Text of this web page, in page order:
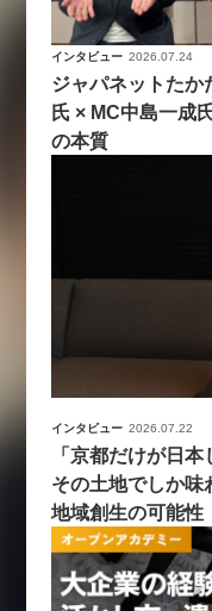
インタビュー 2026.07.24
ジャパネットたか
氏 × MC中島一成
の本質
インタビュー 2026.07.22
「京都だけが日
その土地でしか味
地域創生の可能性